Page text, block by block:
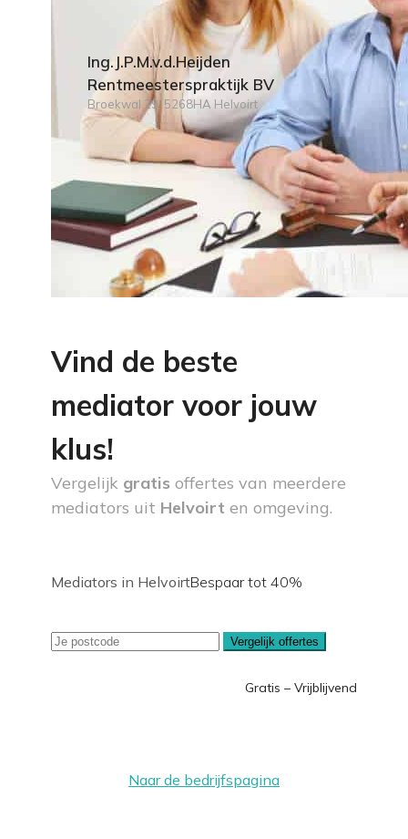
Ing.J.P.M.v.d.Heijden
Rentmeesterspraktijk BV
Broekwal 29, 5268HA Helvoirt
Vind de beste
mediator voor jouw
klus!
Vergelijk gratis offertes van meerdere
mediators uit Helvoirt en omgeving.
Mediators in HelvoirtBespaar tot 40%
Vergelijk offertes
Gratis – Vrijblijvend
Naar de bedrijfspagina